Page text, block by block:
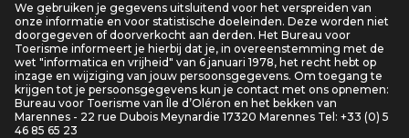
We gebruiken je gegevens uitsluitend voor het verspreiden van
onze informatie en voor statistische doeleinden. Deze worden niet
doorgegeven of doorverkocht aan derden. Het Bureau voor
Toerisme informeert je hierbij dat je, in overeenstemming met de
wet "informatica en vrijheid" van 6 januari 1978, het recht hebt op
inzage en wijziging van jouw persoonsgegevens. Om toegang te
krijgen tot je persoonsgegevens kun je contact met ons opnemen:
Bureau voor Toerisme van Île d’Oléron en het bekken van
Marennes - 22 rue Dubois Meynardie 17320 Marennes Tel: +33 (0) 5
46 85 65 23